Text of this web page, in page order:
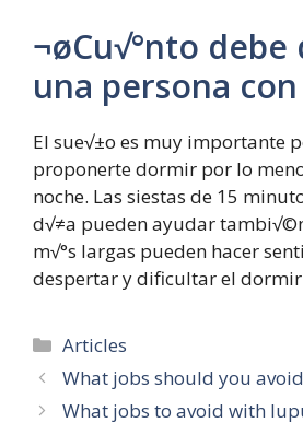
¬øCu√°nto
una persona
El sue√±o es muy importante
proponerte dormir por lo
noche. Las siestas de 15
d√≠a pueden ayudar
m√°s largas pueden hacer
despertar y dificultar el dormir
Categories
Articles
What jobs should you
What jobs to avoid with